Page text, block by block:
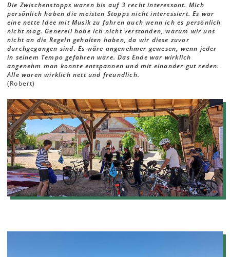
Die Zwischenstopps waren bis auf 3 recht interessant. Mich
persönlich haben die meisten Stopps nicht interessiert. Es war
eine nette Idee mit Musik zu fahren auch wenn ich es persönlich
nicht mag. Generell habe ich nicht verstanden, warum wir uns
nicht an die Regeln gehalten haben, da wir diese zuvor
durchgegangen sind. Es wäre angenehmer gewesen, wenn jeder
in seinem Tempo gefahren wäre. Das Ende war wirklich
angenehm man konnte entspannen und mit einander gut reden.
Alle waren wirklich nett und freundlich.
(Robert)